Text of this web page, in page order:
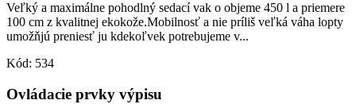
Veľký a maximálne pohodlný sedací vak o objeme 450 l a priemere
100 cm z kvalitnej ekokože.Mobilnosť a nie príliš veľká váha lopty
umožňjú preniesť ju kdekoľvek potrebujeme v...
Kód: 534
Ovládacie prvky výpisu